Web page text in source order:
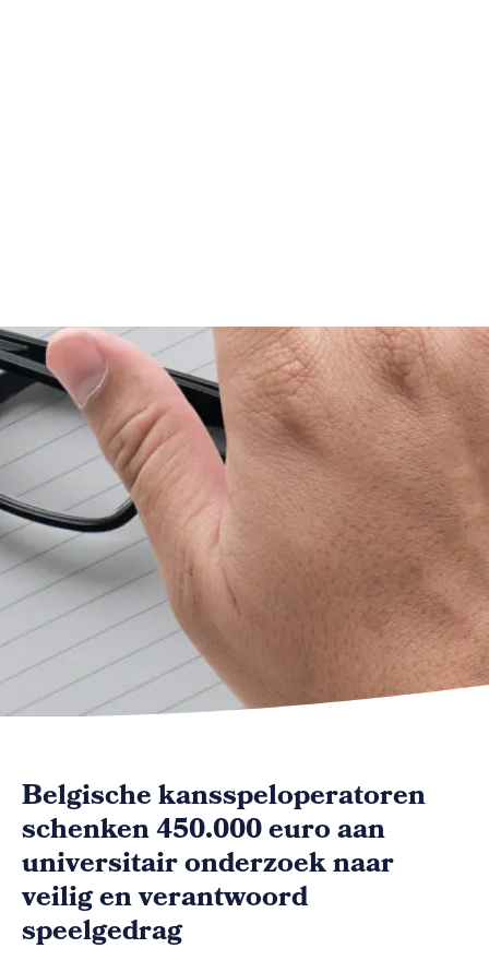
Belgische kansspeloperatoren
schenken 450.000 euro aan
universitair onderzoek naar
veilig en verantwoord
speelgedrag